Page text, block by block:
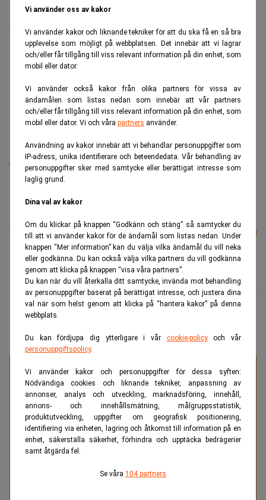
Vi använder oss av kakor
Vi använder kakor och liknande tekniker för att du ska få en så bra
upplevelse som möjligt på webbplatsen. Det innebär att vi lagrar
och/eller får tillgång till viss relevant information på din enhet, som
mobil eller dator.
Vi använder också kakor från olika partners för vissa av
ändamålen som listas nedan som innebär att vår partners
och/eller får tillgång till viss relevant information på din enhet, som
mobil eller dator. Vi och våra partners använder.
Användning av kakor innebär att vi behandlar personuppgifter som
IP-adress, unika identifierare och beteendedata. Vår behandling av
personuppgifter sker med samtycke eller berättigat intresse som
laglig grund.
Dina val av kakor
Om du klickar på knappen “Godkänn och stäng” så samtycker du
till att vi använder kakor för de ändamål som listas nedan. Under
knappen “Mer information” kan du välja vilka ändamål du vill neka
eller godkänna. Du kan också välja vilka partners du vill godkänna
genom att klicka på knappen “visa våra partners”.
Du kan när du vill återkalla ditt samtycke, invända mot behandling
av personuppgifter baserat på berättigat intresse, och justera dina
val när som helst genom att klicka på “hantera kakor” på denna
webbplats.
Du kan fördjupa dig ytterligare i vår cookie-policyoch vår
personuppgiftspolicy.
Vi använder kakor och personuppgifter för dessa syften:
Nödvändiga cookies och liknande tekniker, anpassning av
annonser, analys och utveckling, marknadsföring, innehåll,
annons- och innehållsmätning, målgruppsstatistik,
produktutveckling, uppgifter om geografisk positionering,
identifiering via enheten, lagring och åtkomst till information på en
enhet, säkerställa säkerhet, förhindra och upptäcka bedrägerier
samt åtgärda fel.
Se våra 104 partners
Med stöd av högre oljepriser kom bolagen att tillsammans
öka försäljningen med 34 procent till 3,42 biljoner yuan,
motsvarande 5 277 miljarder kronor, jämfört med samma
period året innan. Nettovinsten steg hela 57 procent till
nästan 200 miljarder yuan.
Bolagen har meddelat att de tänker dela med sig vinsterna
till aktieägarna. Sinopec ska dra igång de första
aktieåterköpen sedan noteringen 2001, medan Petrochina
kommer dela ut 0,20258 yuan per aktie, ett nytt rekord.
Cnooc har meddelat att de kommer mer än dubbla
utdelningen jämfört med fjolåret.
Läs mer från Realtid - vårt nyhetsbrev
är kostnadsfritt:
Prenumerera
Klimatomställning Petrochina
Finwire
ANNONS
Specialister på juristrekrytering
Med två decenniers erfarenhet av att tillsätta tjänster
inom juridik och compliance vet vi vad som krävs för
att lyckas med affärskritiska tillsättningar. Träffsäkert.